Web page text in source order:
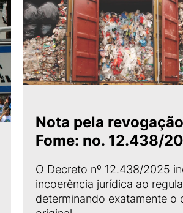
Nota pela
Fome: no. 12.438/
O Decreto nº 12.438/2025
incoerência jurídica ao
determinando exatamente